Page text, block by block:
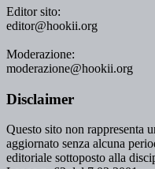
Editor sito:
editor@hookii.org
Moderazione:
moderazione@hookii.org
Disclaimer
Questo sito non rappresenta
aggiornato senza alcuna
editoriale sottoposto alla